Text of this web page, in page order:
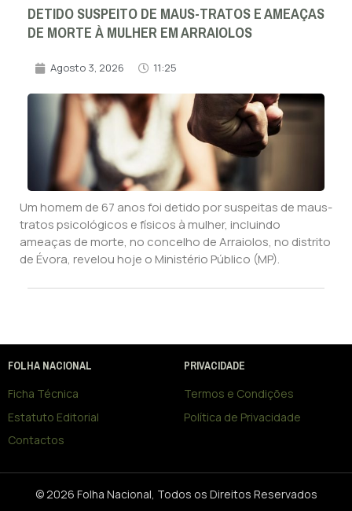
DETIDO SUSPEITO DE MAUS-TRATOS E AMEAÇAS
DE MORTE À MULHER EM ARRAIOLOS
Agosto 3, 2026 11:25
Um homem de 67 anos foi detido por suspeitas de maus-
tratos psicológicos e físicos à mulher, incluindo
ameaças de morte, no concelho de Arraiolos, no distrito
de Évora, revelou hoje o Ministério Público (MP).
FOLHA NACIONAL
Ficha Técnica
Estatuto Editorial
Contactos
PRIVACIDADE
Termos e Condições
Política de Privacidade
© 2026 Folha Nacional, Todos os Direitos Reservados